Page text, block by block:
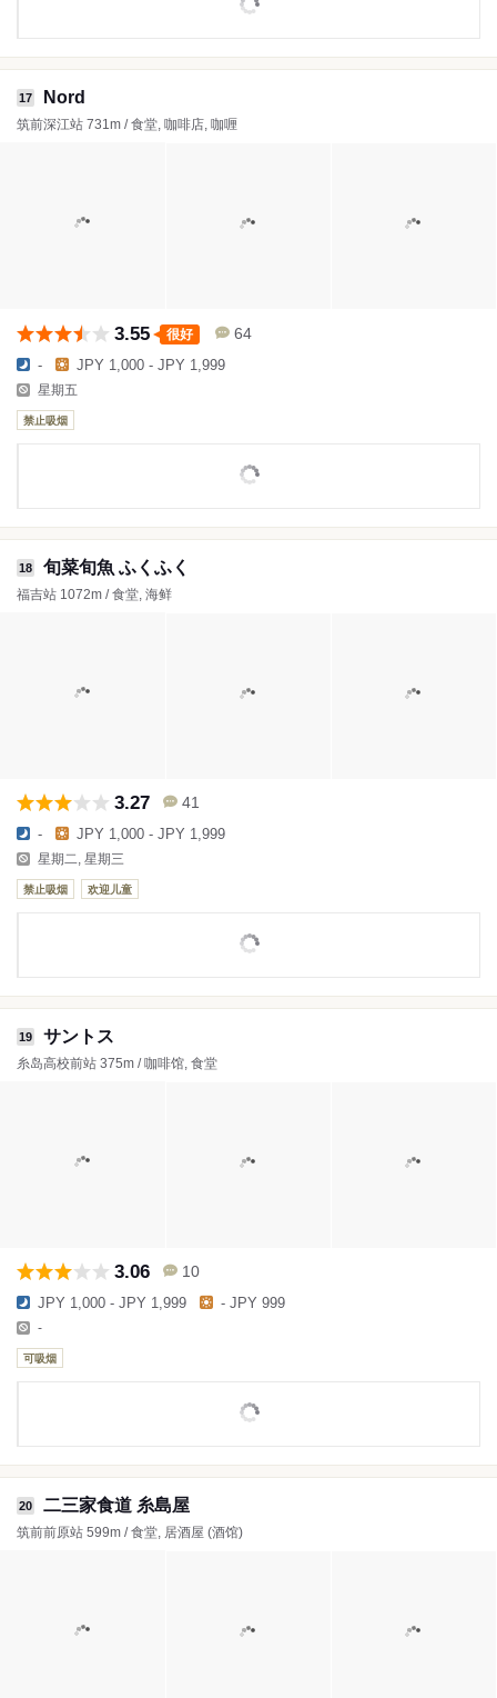
17 Nord
筑前深江站 731m / 食堂, 咖啡店, 咖喱
3.55 很好 64
- JPY 1,000 - JPY 1,999
星期五
禁止吸烟
18 旬菜旬魚 ふくふく
福吉站 1072m / 食堂, 海鲜
3.27 41
- JPY 1,000 - JPY 1,999
星期二, 星期三
禁止吸烟 欢迎儿童
19 サントス
糸岛高校前站 375m / 咖啡馆, 食堂
3.06 10
JPY 1,000 - JPY 1,999 - JPY 999
-
可吸烟
20 二三家食道 糸島屋
筑前前原站 599m / 食堂, 居酒屋 (酒馆)